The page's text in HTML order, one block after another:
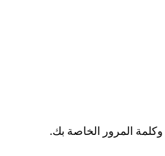
المرور الخاصة بك.